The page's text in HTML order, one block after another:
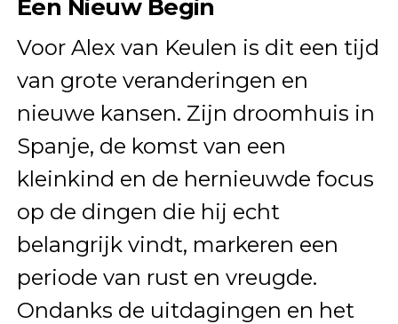
Een Nieuw Begin
Voor Alex van Keulen is dit een tijd
van grote veranderingen en
nieuwe kansen. Zijn droomhuis in
Spanje, de komst van een
kleinkind en de hernieuwde focus
op de dingen die hij echt
belangrijk vindt, markeren een
periode van rust en vreugde.
Ondanks de uitdagingen en het